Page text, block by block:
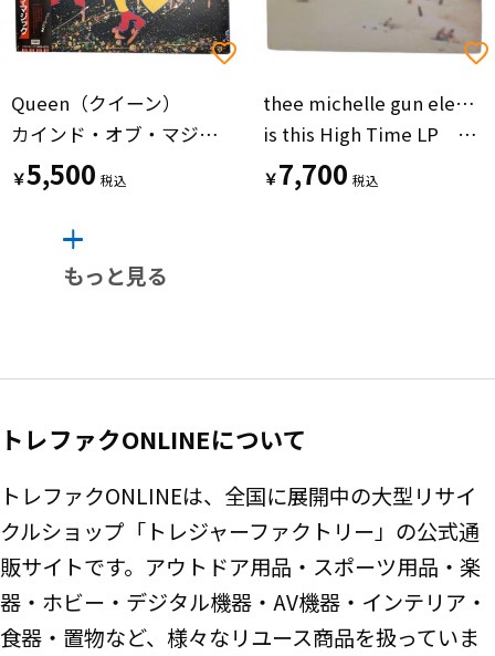
Queen（クイーン）
カインド・オブ・マジック LPレコード EMS-91168
￥5,500
thee michelle gun elephant（ミッシェル・ガン・エレファント）
is this High Time LP レコード COJA-9157 オリジナル盤
￥7,700
もっと見る
トレファクONLINEについて
トレファクONLINEは、全国に展開中の大型リサイ
クルショップ「トレジャーファクトリー」の公式通
販サイトです。アウトドア用品・スポーツ用品・楽
器・ホビー・デジタル機器・AV機器・インテリア・
食器・置物など、様々なリユース商品を扱っていま